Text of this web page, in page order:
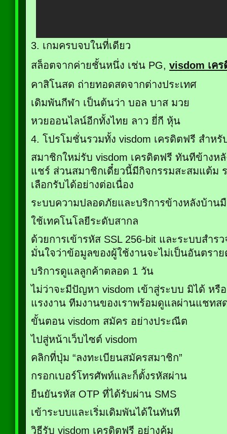
3. เกมครบจบในที่เดียว
สล็อตจากค่ายชั้นหนึ่ง เช่น PG, visdom เค
คาสิโนสด ถ่ายทอดสดจากต่างประเทศ
เดิมพันกีฬา เป็นต้นว่า บอล บาส มวย
หวยออนไลน์อีกทั้งไทย ลาว ยี่กี หุ้น
4. โปรโมชั่นรวมทั้ง visdom เครดิตฟรี สำห
สมาชิกใหม่รับ visdom เครดิตฟรี ทันทีข้างห
แชร์ ส่วนสมาชิกเดี๋ยวนี้มีกิจกรรมสะสมแต้ม
เลือกรับได้อย่างต่อเนื่อง
ระบบความปลอดภัยและบริการข้างหลังบ้าน
ใช้เทคโนโลยีระดับสากล
ด้วยการเข้ารหัส SSL 256-bit และระบบสำร
มั่นใจว่าข้อมูลของผู้ใช้งานจะไม่เป็นอันตราย
บริการดูแลลูกค้าตลอด 1 วัน
ไม่ว่าจะมีปัญหา visdom เข้าสู่ระบบ มิได้ หรื
แรงงาน ทีมงานของเราพร้อมดูแลผ่านแชทส
ขั้นตอน visdom สมัคร อย่างประณีต
ไปสู่หน้าเว็บไซต์ visdom
คลิกที่ปุ่ม “ลงทะเบียนสมัครสมาชิก”
กรอกเบอร์โทรศัพท์และก็ตั้งรหัสผ่าน
ยืนยันรหัส OTP ที่ได้รับผ่าน SMS
เข้าระบบและเริ่มเดิมพันได้ในทันที
วิธีรับ visdom เครดิตฟรี อย่างคุ้ม